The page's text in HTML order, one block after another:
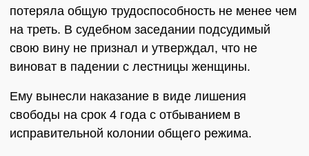
потеряла общую трудоспособность не менее чем
на треть. В судебном заседании подсудимый
свою вину не признал и утверждал, что не
виноват в падении с лестницы женщины.
Ему вынесли наказание в виде лишения
свободы на срок 4 года с отбыванием в
исправительной колонии общего режима.